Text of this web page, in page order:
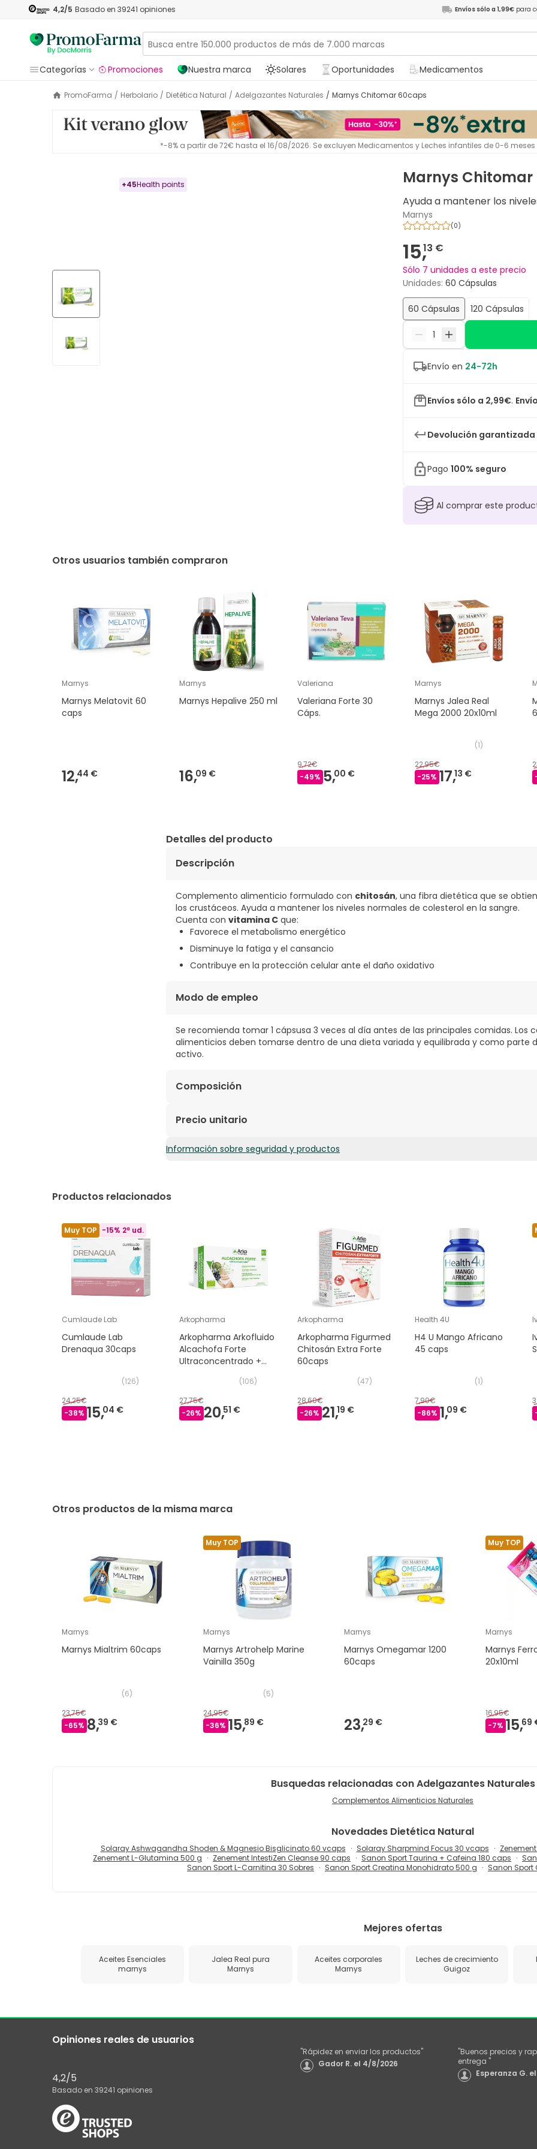
4,2/5 Basado en 39241 opiniones Envíos sólo a 1,99€ para
Categorías
Promociones Nuestra marca Solares Oportunidades Medicamentos
PromoFarma / Herbolario / Dietética Natural / Adelgazantes Naturales / Marnys Chitomar 60caps
*-8% a partir de 72€ hasta el 16/08/2026. Se excluyen Medicamentos y Leches infantiles de 0-6
+45Health points Marnys
Ayuda a mantener los
Marnys
(0)
15,13 €
Sólo 7 unidades a este precio
Unidades: 60 Cápsulas
60 Cápsulas 120 Cápsulas
Envío en 24-72h
Envíos sólo a 2,99€.
Devolución garantizada
Pago 100% seguro
Al comprar este
Otros usuarios también compraron
Marnys
Marnys Melatovit 60
caps
12,44 €
Marnys
Marnys Hepalive 250 ml
16,09 €
Valeriana
Valeriana Forte 30
Cáps.
9,72€
-49% 5,00 €
Marnys
Marnys Jalea Real
Mega 2000 20x10ml
(1)
22,95€
-25% 17,13 €
Detalles del producto
Descripción
Complemento alimenticio formulado con chitosán, una fibra dietética que se
los crustáceos. Ayuda a mantener los niveles normales de colesterol en la sangre.
Cuenta con vitamina C que:
Favorece el metabolismo energético
Disminuye la fatiga y el cansancio
Contribuye en la protección celular ante el daño oxidativo
Modo de empleo
Se recomienda tomar 1 cápsusa 3 veces al día antes de las principales comidas. Los
alimenticios deben tomarse dentro de una dieta variada y equilibrada y como parte
activo.
Composición
Chitosán, vitamina C y celulosa microcristalina.
Precio unitario
0,25€ / Cápsulas
Información sobre seguridad y productos
Productos relacionados
Muy TOP -15% 2ª ud.
Cumlaude Lab
Cumlaude Lab
Drenaqua 30caps
(126)
24,25€
-38% 15,04 €
Arkopharma
Arkopharma Arkofluido
Alcachofa Forte
Ultraconcentrado +
(106)
27,75€
-26% 20,51 €
Arkopharma
Arkopharma Figurmed
Chitosán Extra Forte
60caps
(47)
28,60€
-26% 21,19 €
Health 4U
H4 U Mango Africano
45 caps
(1)
7,90€
-86% 1,09 €
Otros productos de la misma marca
Marnys
Marnys Mialtrim 60caps
(6)
23,75€
-65% 8,39 €
Muy TOP
Marnys
Marnys Artrohelp Marine
Vainilla 350g
(5)
24,95€
-36% 15,89 €
Marnys
Marnys Omegamar 1200
60caps
23,29 €
Muy TOP
Marnys
Marnys
20x10ml
16,95€
-7% 15,69
Busquedas relacionadas con Adelgazantes Naturales
Complementos Alimenticios Naturales
Novedades Dietética Natural
Solaray Ashwagandha Shoden & Magnesio Bisglicinato 60 vcaps Solaray Sharpmind Focus 30 vcaps
Zenement L-Glutamina 500 g
Zenement IntestiZen Cleanse 90 caps Sanon Sport Taurina + Cafeina 180 caps
Sanon Sport L-Carnitina 30 Sobres
Sanon Sport Creatina Monohidrato 500 g Sanon Sport
Mejores ofertas
Aceites Esenciales
marnys
Jalea Real pura
Marnys
Aceites corporales
Marnys
Leches de crecimiento
Guigoz
Opiniones reales de usuarios
4,2/5
Basado en 39241 opiniones
"Rápidez en enviar los productos"
Gador R. el 4/8/2026
"Buenos precios y
entrega "
Esperanza G. el